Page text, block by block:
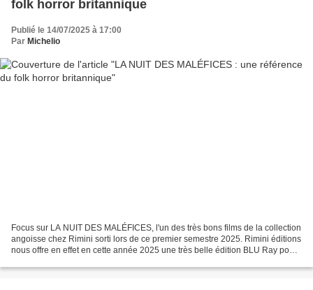
folk horror britannique
Publié le 14/07/2025 à 17:00
Par Michelio
Focus sur LA NUIT DES MALÉFICES, l'un des très bons films de la collection
angoisse chez Rimini sorti lors de ce premier semestre 2025. Rimini éditions
nous offre en effet en cette année 2025 une très belle édition BLU Ray pour